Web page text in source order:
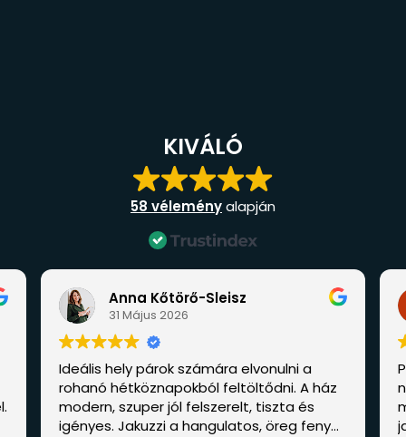
KIVÁLÓ
58 véleményalapján
Kőtörő-Sleisz
párok számára elvonulni a
feltöltődni. A ház
jól felszerelt, tiszta és
a hangulatos, öreg fenyők
Kőtörő
Párok számára
nyújt a vendégház.
maximálisan
jakuzzi pedig a hab